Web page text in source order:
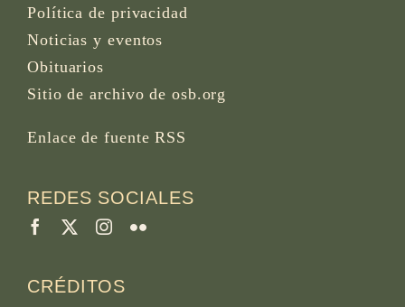
Política de privacidad
Noticias y eventos
Obituarios
Sitio de archivo de osb.org
Enlace de fuente RSS
REDES SOCIALES
CRÉDITOS